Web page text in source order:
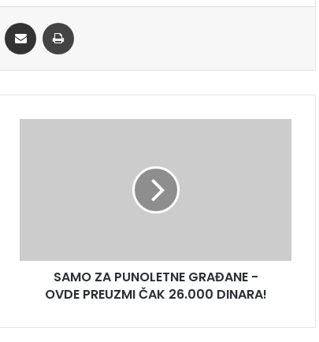
Messenger
Share via Email
SAMO ZA PUNOLETNE GRAĐANE -
OVDE PREUZMI ČAK 26.000 DINARA!